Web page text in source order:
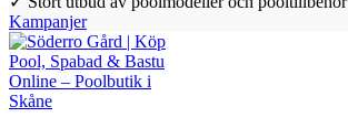
Kampanjer